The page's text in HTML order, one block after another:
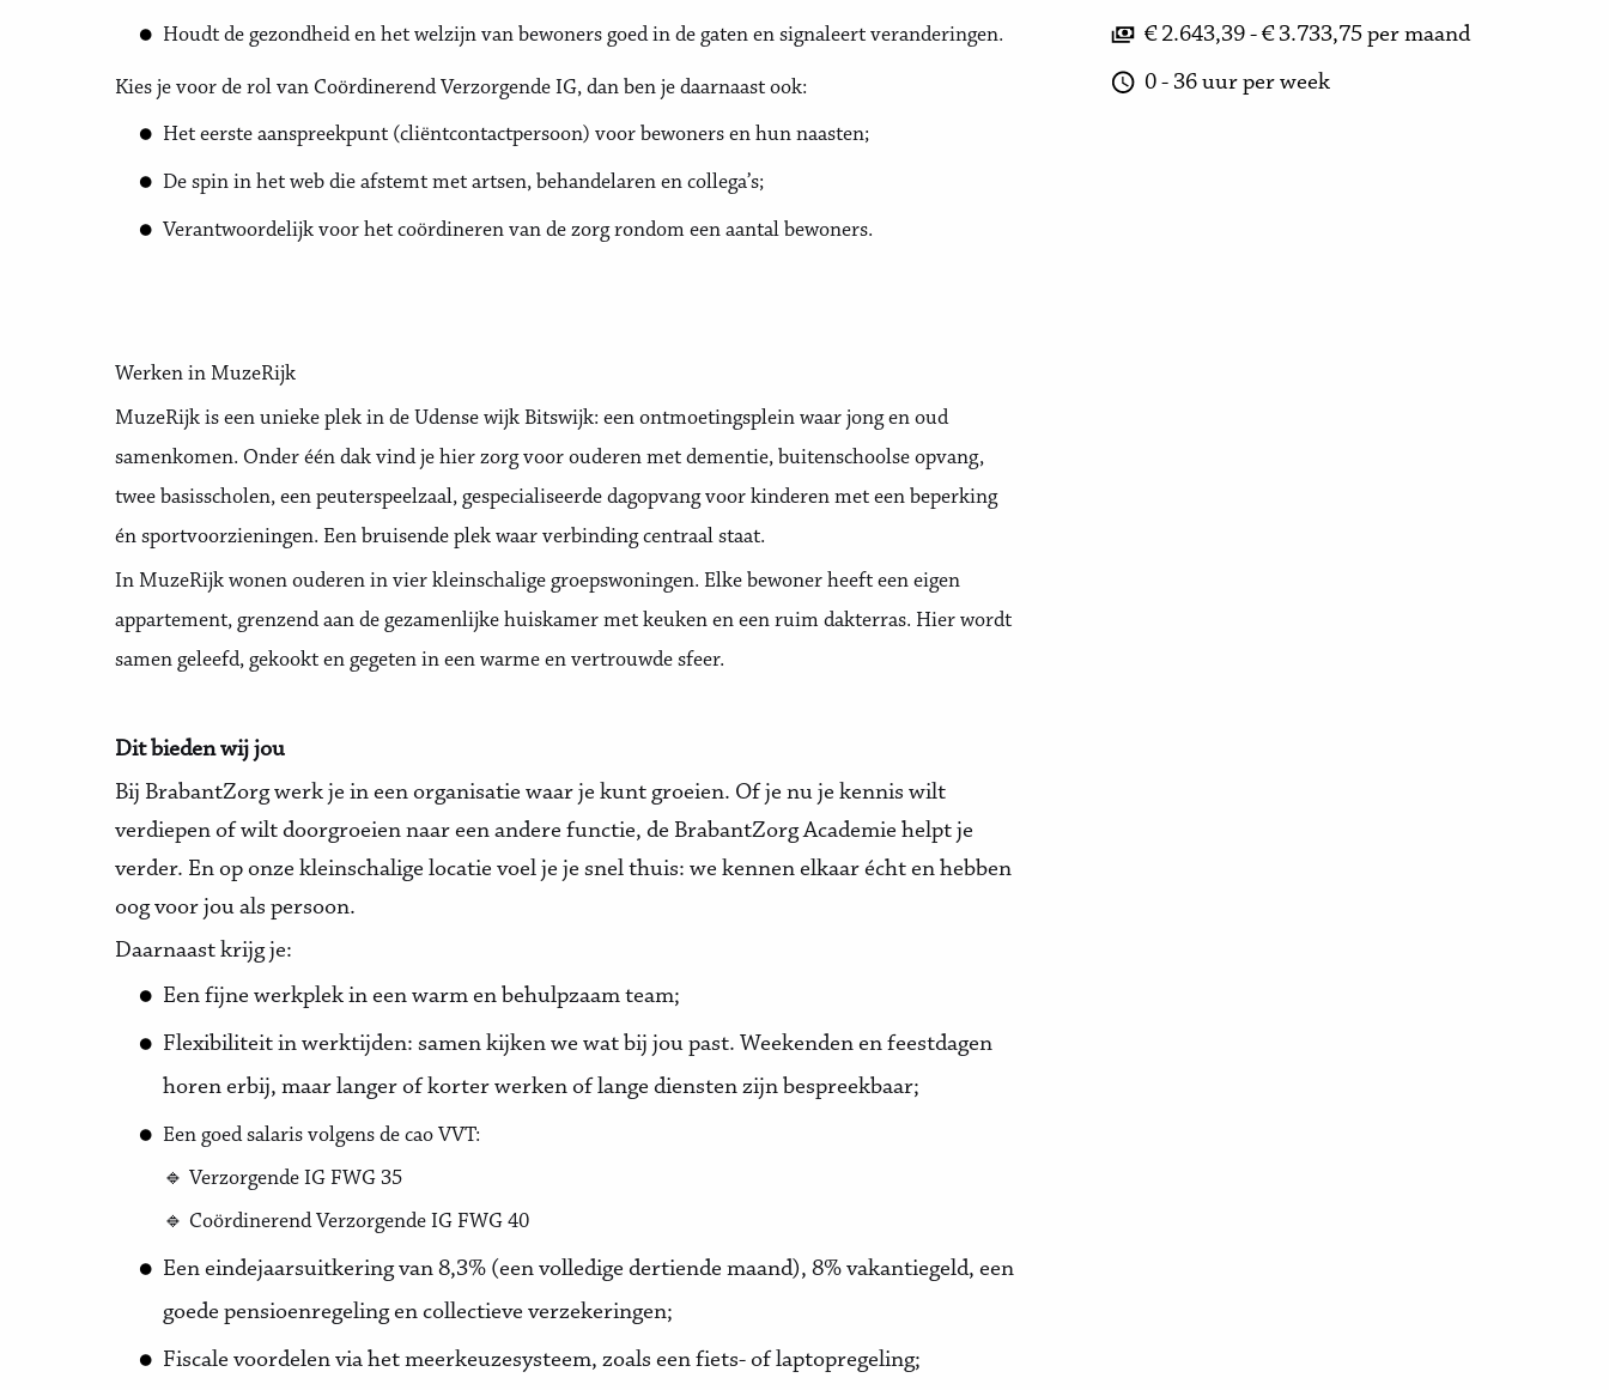
Houdt de gezondheid en het welzijn van bewoners goed in de gaten en signaleert veranderingen.
Kies je voor de rol van Coördinerend Verzorgende IG, dan ben je daarnaast ook:
Het eerste aanspreekpunt (cliëntcontactpersoon) voor bewoners en hun naasten;
De spin in het web die afstemt met artsen, behandelaren en collega’s;
Verantwoordelijk voor het coördineren van de zorg rondom een aantal bewoners.
Werken in MuzeRijk
MuzeRijk is een unieke plek in de Udense wijk Bitswijk: een ontmoetingsplein waar jong en oud
samenkomen. Onder één dak vind je hier zorg voor ouderen met dementie, buitenschoolse opvang,
twee basisscholen, een peuterspeelzaal, gespecialiseerde dagopvang voor kinderen met een beperking
én sportvoorzieningen. Een bruisende plek waar verbinding centraal staat.
In MuzeRijk wonen ouderen in vier kleinschalige groepswoningen. Elke bewoner heeft een eigen
appartement, grenzend aan de gezamenlijke huiskamer met keuken en een ruim dakterras. Hier wordt
samen geleefd, gekookt en gegeten in een warme en vertrouwde sfeer.
Dit bieden wij jou
Bij BrabantZorg werk je in een organisatie waar je kunt groeien. Of je nu je kennis wilt
verdiepen of wilt doorgroeien naar een andere functie, de BrabantZorg Academie helpt je
verder. En op onze kleinschalige locatie voel je je snel thuis: we kennen elkaar écht en hebben
oog voor jou als persoon.
Daarnaast krijg je:
Een fijne werkplek in een warm en behulpzaam team;
Flexibiliteit in werktijden: samen kijken we wat bij jou past. Weekenden en feestdagen
horen erbij, maar langer of korter werken of lange diensten zijn bespreekbaar;
Een goed salaris volgens de cao VVT:
🔹 Verzorgende IG FWG 35
🔹 Coördinerend Verzorgende IG FWG 40
Een eindejaarsuitkering van 8,3% (een volledige dertiende maand), 8% vakantiegeld, een
goede pensioenregeling en collectieve verzekeringen;
Fiscale voordelen via het meerkeuzesysteem, zoals een fiets- of laptopregeling;
€ 2.643,39 - € 3.733,75 per maand
0 - 36 uur per week